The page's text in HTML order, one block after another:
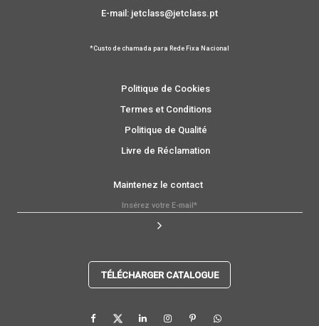
E-mail: jetclass@jetclass.pt
*Custo de chamada para Rede Fixa Nacional
Politique de Cookies
Termes et Conditions
Politique de Qualité
Livre de Réclamation
Maintenez le contact
TÉLÉCHARGER CATALOGUE